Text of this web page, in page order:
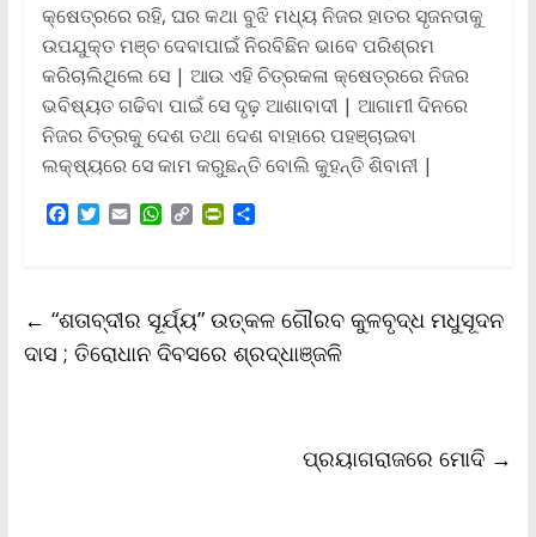
କ୍ଷେତ୍ରରେ ରହି, ଘର କଥା ବୁଝି ମଧ୍ୟ ନିଜର ହାତର ସୃଜନତାକୁ
ଉପଯୁକ୍ତ ମଞ୍ଚ ଦେବାପାଇଁ ନିରବିଛିନ ଭାବେ ପରିଶ୍ରମ
କରିଚାଲିଥିଲେ ସେ | ଆଉ ଏହି ଚିତ୍ରକଳା କ୍ଷେତ୍ରରେ ନିଜର
ଭବିଷ୍ୟତ ଗଢିବା ପାଇଁ ସେ ଦୃଢ଼ ଆଶାବାଦୀ | ଆଗାମୀ ଦିନରେ
ନିଜର ଚିତ୍ରକୁ ଦେଶ ତଥା ଦେଶ ବାହାରେ ପହଞ୍ଚାଇବା
ଲକ୍ଷ୍ୟରେ ସେ କାମ କରୁଛନ୍ତି ବୋଲି କୁହନ୍ତି ଶିବାନୀ |
F
o
o
k
T
e
r
E
W
A
p
p
C
i
n
k
P
F
r
i
S
← “ଶତାବ୍ଦୀର ସୂର୍ଯ୍ୟ” ଉତ୍କଳ ଗୌରବ କୁଳବୃଦ୍ଧ ମଧୁସୂଦନ
ଦାସ ; ତିରୋଧାନ ଦିବସରେ ଶ୍ରଦ୍ଧାଞ୍ଜଳି
ପ୍ରୟାଗରାଜରେ ମୋଦି →